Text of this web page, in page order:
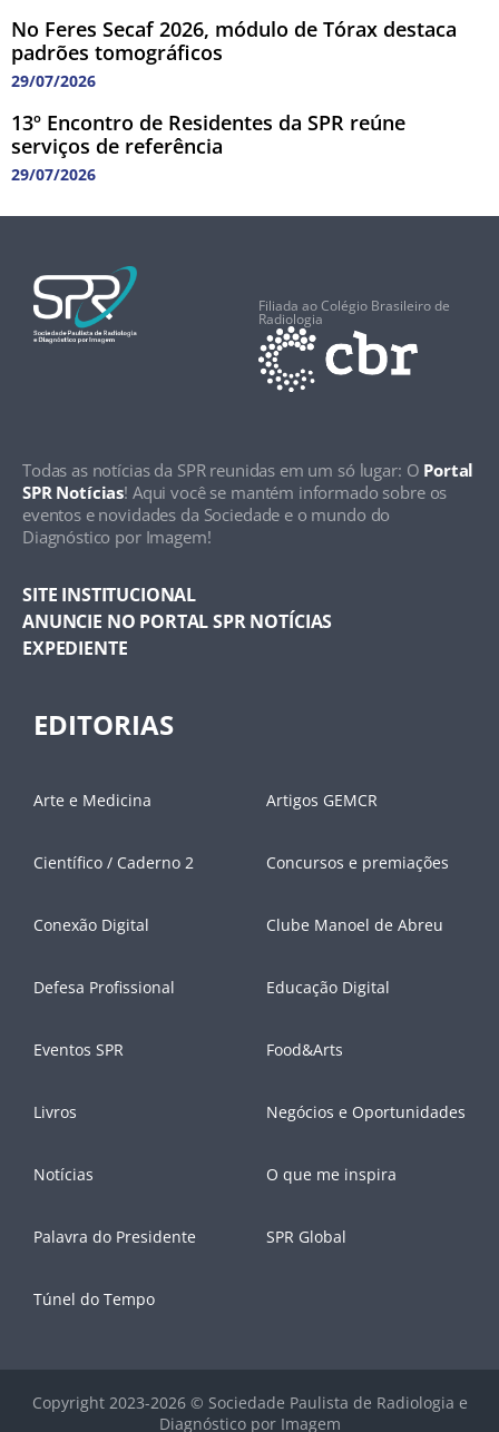
No Feres Secaf 2026, módulo de Tórax destaca
padrões tomográficos
29/07/2026
13º Encontro de Residentes da SPR reúne
serviços de referência
29/07/2026
Filiada ao Colégio Brasileiro de
Radiologia
Todas as notícias da SPR reunidas em um só lugar: O Portal
SPR Notícias! Aqui você se mantém informado sobre os
eventos e novidades da Sociedade e o mundo do
Diagnóstico por Imagem!
SITE INSTITUCIONAL
ANUNCIE NO PORTAL SPR NOTÍCIAS
EXPEDIENTE
EDITORIAS
Arte e Medicina Artigos GEMCR
Científico / Caderno 2 Concursos e premiações
Conexão Digital Clube Manoel de Abreu
Defesa Profissional Educação Digital
Eventos SPR Food&Arts
Livros Negócios e Oportunidades
Notícias O que me inspira
Palavra do Presidente SPR Global
Túnel do Tempo
Copyright 2023-2026 © Sociedade Paulista de Radiologia e
Diagnóstico por Imagem